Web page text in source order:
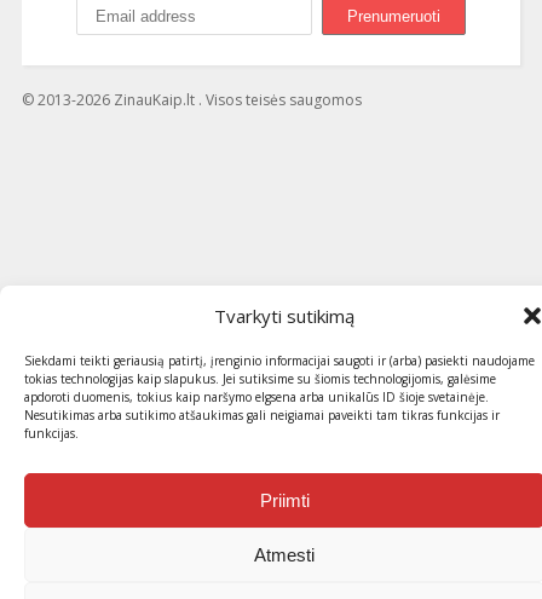
Tvarkyti sutikimą
Siekdami teikti geriausią patirtį, įrenginio informacijai saugoti ir (arba) pasiekti naudojame
tokias technologijas kaip slapukus. Jei sutiksime su šiomis technologijomis, galėsime
apdoroti duomenis, tokius kaip naršymo elgsena arba unikalūs ID šioje svetainėje.
Nesutikimas arba sutikimo atšaukimas gali neigiamai paveikti tam tikras funkcijas ir
funkcijas.
Priimti
Atmesti
© 2013-2026 ZinauKaip.lt . Visos teisės saugomos